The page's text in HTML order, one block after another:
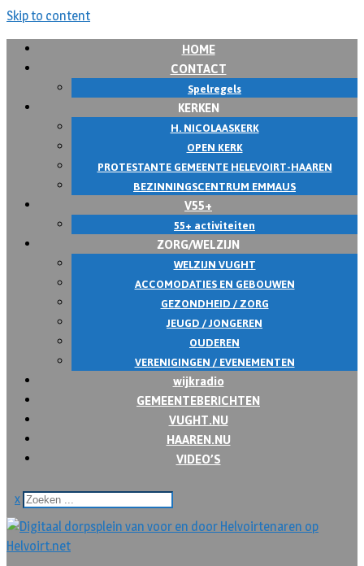
Skip to content
HOME
CONTACT
Spelregels
KERKEN
H. NICOLAASKERK
OPEN KERK
PROTESTANTE GEMEENTE HELEVOIRT-HAAREN
BEZINNINGSCENTRUM EMMAUS
V55+
55+ activiteiten
ZORG/WELZIJN
WELZIJN VUGHT
ACCOMODATIES EN GEBOUWEN
GEZONDHEID / ZORG
JEUGD / JONGEREN
OUDEREN
VERENIGINGEN / EVENEMENTEN
wijkradio
GEMEENTEBERICHTEN
VUGHT.NU
HAAREN.NU
VIDEO’S
x